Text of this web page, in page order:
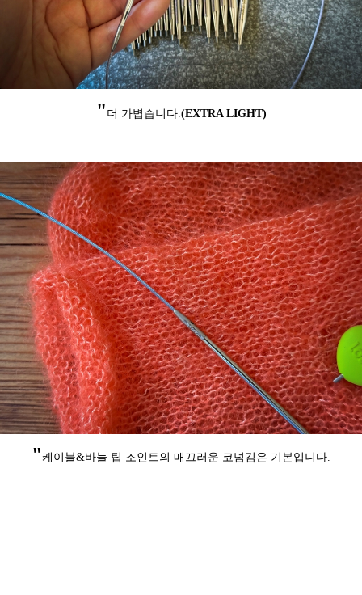
" 더 가볍습니다.(EXTRA LIGHT)
"케이블&바늘 팁 조인트의 매끄러운 코넘김은 기본입니다.